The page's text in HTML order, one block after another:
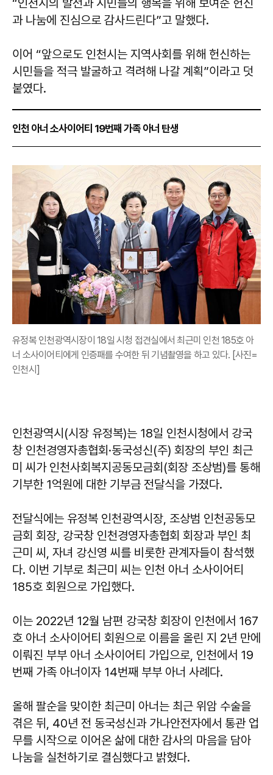
“인천시의 발전과 시민들의 행복을 위해 보여준 헌신
과 나눔에 진심으로 감사드린다”고 말했다.
이어 “앞으로도 인천시는 지역사회를 위해 헌신하는
시민들을 적극 발굴하고 격려해 나갈 계획”이라고 덧
붙였다.
인천 아너 소사이어티 19번째 가족 아너 탄생
유정복 인천광역시장이 18일 시청 접견실에서 최근미 인천 185호 아
너 소사이어티에게 인증패를 수여한 뒤 기념촬영을 하고 있다. [사진=
인천시]
인천광역시(시장 유정복)는 18일 인천시청에서 강국
창 인천경영자총협회·동국성신(주) 회장의 부인 최근
미 씨가 인천사회복지공동모금회(회장 조상범)를 통해
기부한 1억원에 대한 기부금 전달식을 가졌다.
전달식에는 유정복 인천광역시장, 조상범 인천공동모
금회 회장, 강국창 인천경영자총협회 회장과 부인 최
근미 씨, 자녀 강신영 씨를 비롯한 관계자들이 참석했
다. 이번 기부로 최근미 씨는 인천 아너 소사이어티
185호 회원으로 가입했다.
이는 2022년 12월 남편 강국창 회장이 인천에서 167
호 아너 소사이어티 회원으로 이름을 올린 지 2년 만에
이뤄진 부부 아너 소사이어티 가입으로, 인천에서 19
번째 가족 아너이자 14번째 부부 아너 사례다.
올해 팔순을 맞이한 최근미 아너는 최근 위암 수술을
겪은 뒤, 40년 전 동국성신과 가나안전자에서 통관 업
무를 시작으로 이어온 삶에 대한 감사의 마음을 담아
나눔을 실천하기로 결심했다고 밝혔다.